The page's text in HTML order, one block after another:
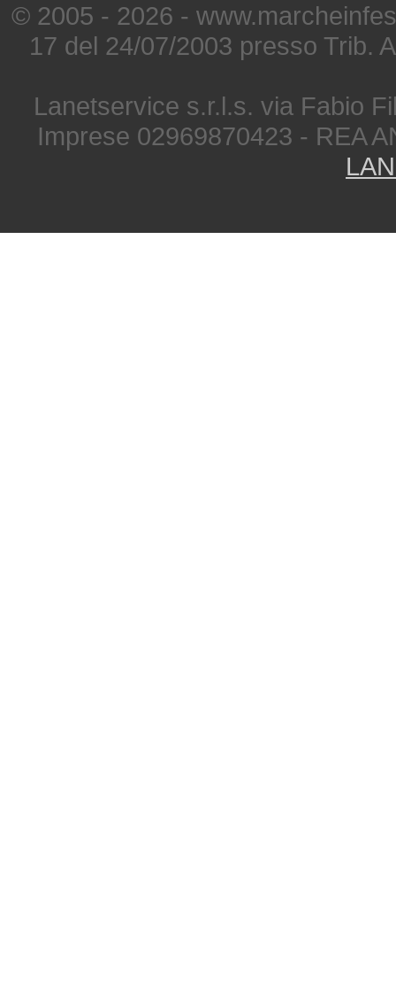
© 2005 - 2026 -
17 del 24/07/2003 presso Trib.
Lanetservice s.r.l.s. via Fabio
Imprese 02969870423 - REA